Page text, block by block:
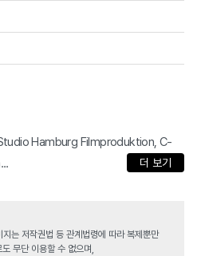
Hamburg Filmproduktion, C-
더 보기
는 저작권법 등 관계법령에 따라 복제뿐만
무단 이용할 수 없으며,